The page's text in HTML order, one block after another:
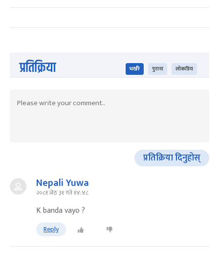
प्रतिक्रिया भर्खरै पुराना लोकप्रिय
प्रतिक्रिया दिनुहोस्
Nepali Yuwa
२०८१ जेठ ३१ गते १४:४८
K banda vayo ?
Reply